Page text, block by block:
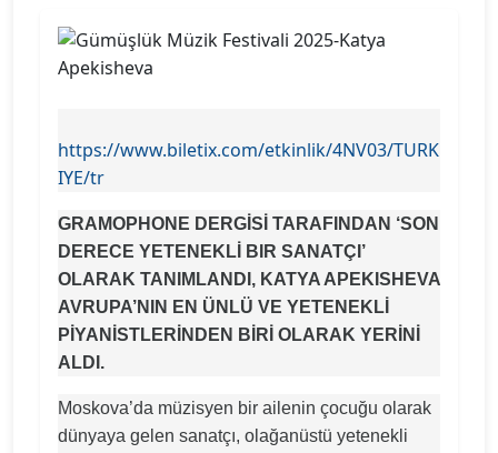
https://www.biletix.com/etkinlik/4NV03/TURK
IYE/tr
GRAMOPHONE DERGİSİ TARAFINDAN ‘SON
DERECE YETENEKLİ BIR SANATÇI’
OLARAK TANIMLANDI, KATYA APEKISHEVA
AVRUPA’NIN EN ÜNLÜ VE YETENEKLİ
PİYANİSTLERİNDEN BİRİ OLARAK YERİNİ
ALDI.
Moskova’da müzisyen bir ailenin çocuğu olarak
dünyaya gelen sanatçı, olağanüstü yetenekli